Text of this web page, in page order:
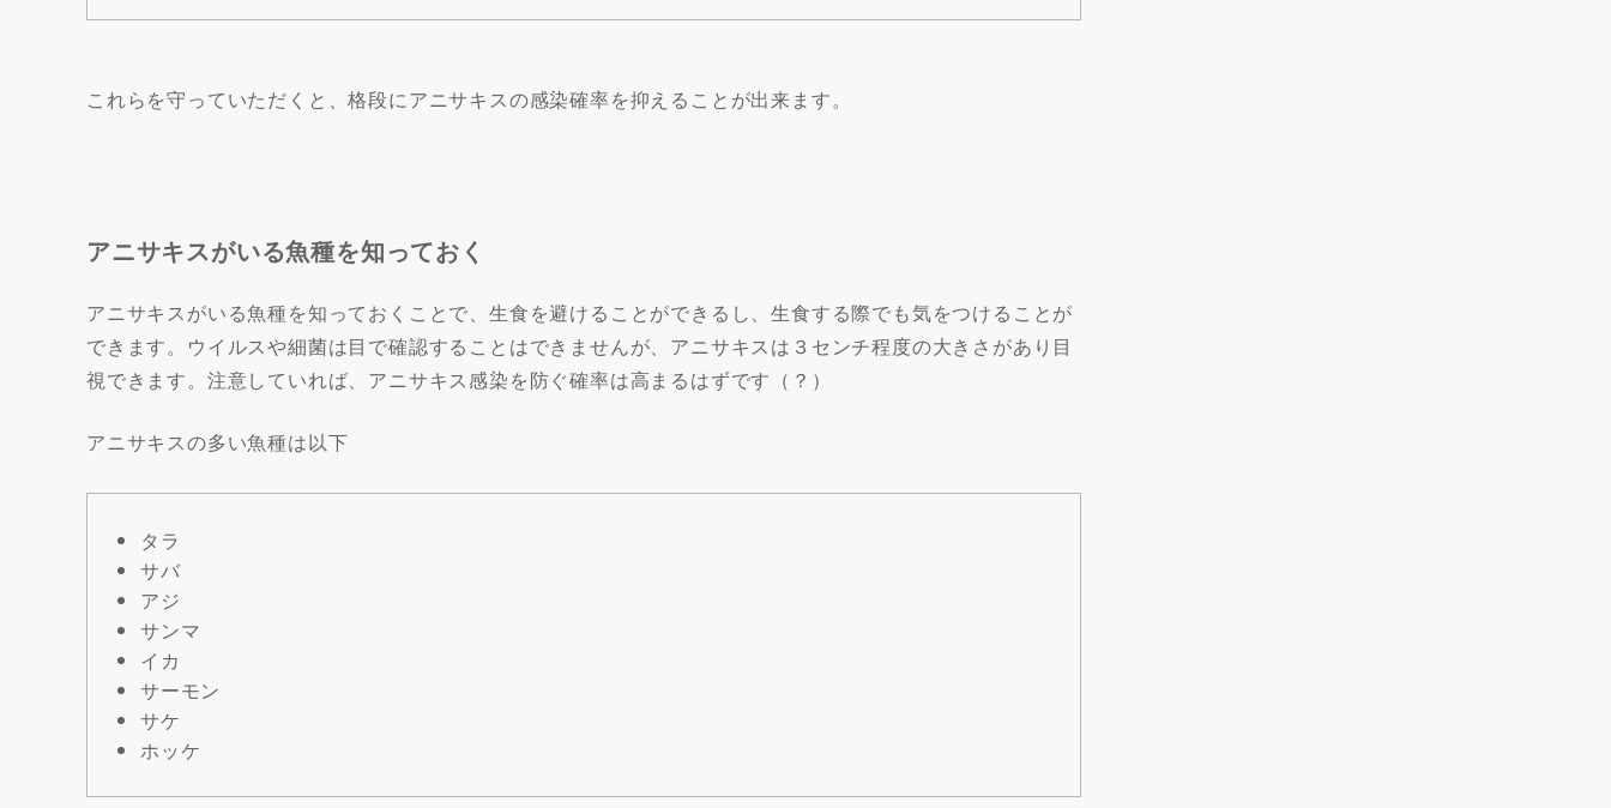
これらを守っていただくと、格段にアニサキスの感染確率を抑えることが出来ます。
アニサキスがいる魚種を知っておく
アニサキスがいる魚種を知っておくことで、生食を避けることができるし、生食する際でも気をつけることが
できます。ウイルスや細菌は目で確認することはできませんが、アニサキスは３センチ程度の大きさがあり目
視できます。注意していれば、アニサキス感染を防ぐ確率は高まるはずです（？）
アニサキスの多い魚種は以下
タラ
サバ
アジ
サンマ
イカ
サーモン
サケ
ホッケ